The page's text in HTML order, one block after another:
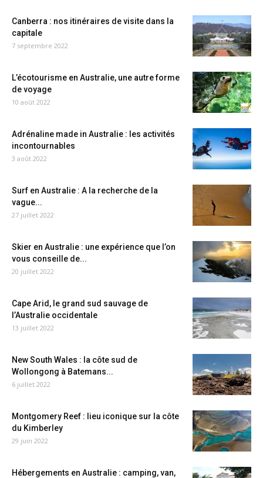
Canberra : nos itinéraires de visite dans la
capitale
7 septembre 2022
L’écotourisme en Australie, une autre forme
de voyage
10 août 2022
Adrénaline made in Australie : les activités
incontournables
3 août 2022
Surf en Australie : A la recherche de la
vague...
27 juillet 2022
Skier en Australie : une expérience que l’on
vous conseille de...
20 juillet 2022
Cape Arid, le grand sud sauvage de
l’Australie occidentale
13 juillet 2022
New South Wales : la côte sud de
Wollongong à Batemans...
6 juillet 2022
Montgomery Reef : lieu iconique sur la côte
du Kimberley
29 juin 2022
Hébergements en Australie : camping, van,